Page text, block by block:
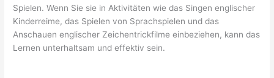
Spielen. Wenn Sie sie in Aktivitäten wie das Singen englischer
Kinderreime, das Spielen von Sprachspielen und das
Anschauen englischer Zeichentrickfilme einbeziehen, kann das
Lernen unterhaltsam und effektiv sein.